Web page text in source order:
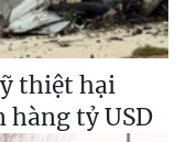
thiệt hại
hàng tỷ USD